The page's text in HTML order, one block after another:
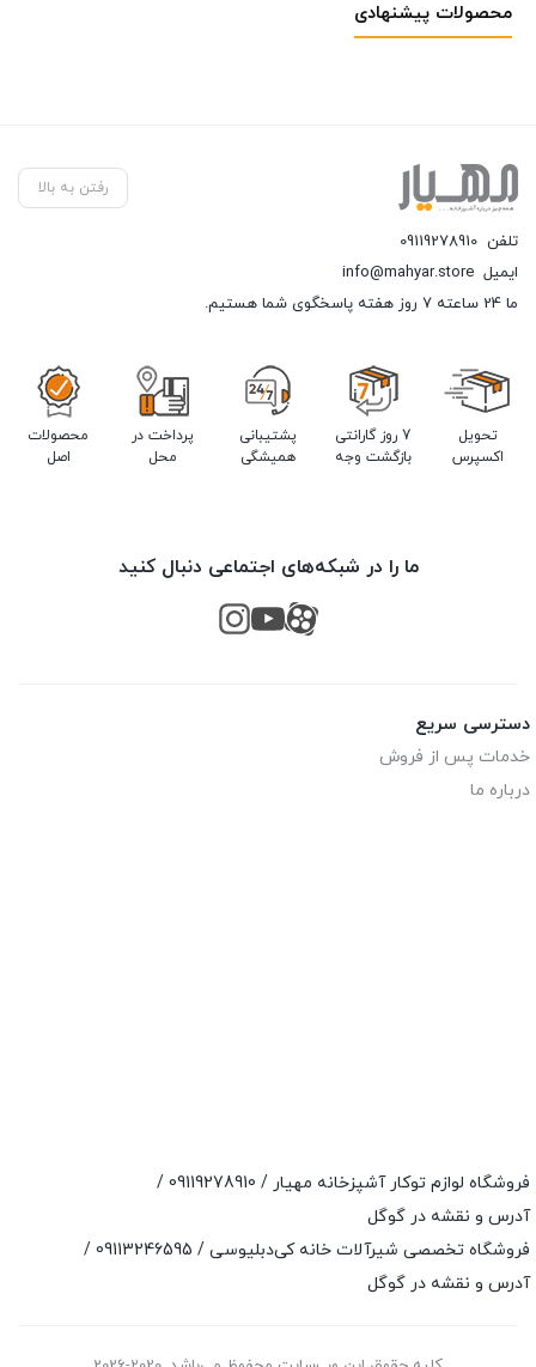
محصولات پیشنهادی
رفتن به بالا
تلفن 09119278910
ایمیل info@mahyar.store
ما 24 ساعته 7 روز هفته پاسخگوی شما هستیم.
تحویل
اکسپرس
7 روز گارانتی
بازگشت وجه
پشتیبانی
همیشگی
پرداخت در
محل
محصولات
اصل
ما را در شبکه‌های اجتماعی دنبال کنید
دسترسی سریع
خدمات پس از فروش
درباره ما
فروشگاه لوازم توکار آشپزخانه مهیار / 09119278910
/
آدرس و نقشه در گوگل
فروشگاه تخصصی شیرآلات خانه کی‌دبلیوسی / 09113246595
/
آدرس و نقشه در گوگل